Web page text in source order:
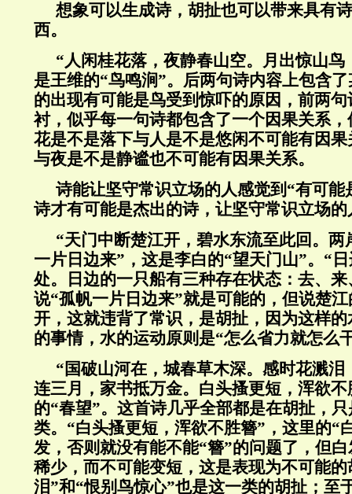
想象可以生成诗，胡扯也可以带来具有
西。
“人闲桂花落，夜静春山空。月出惊山鸟
是王维的“鸟鸣涧”。后两句诗内容上包含
的出现有可能是鸟受到惊吓的原因，前两
衬，似乎每一句诗都包含了一个因果关系
花是不是落下与人是不是悠闲不可能有因
与夜是不是静谧也不可能有因果关系。
诗能让坚守常识立场的人感觉到“有可能
诗才有可能是杰出的诗，让坚守常识立场
“天门中断楚江开，碧水东流至此回。
一片日边来”，这是李白的“望天门山”。“
处。日边的一只船有三种存在状态：去、
说“孤帆一片日边来”就是可能的，但说楚
开，这就违背了常识，是胡扯，因为这样
的事情，水的运动原则是“怎么省力就怎么
“国破山河在，城春草木深。感时花溅
连三月，家书抵万金。白头搔更短，浑欲
的“春望”。这首诗几乎全部都是在胡扯，
类。“白头搔更短，浑欲不胜簪”，这里的“
发，否则就没有能不能“簪”的问题了，但
稀少，而不可能变短，这是表现为不可能
泪”和“恨别鸟惊心”也是这一类的胡扯；至